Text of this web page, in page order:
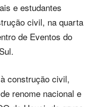
e estudantes
civil, na quarta
de Eventos do
construção civil,
renome nacional e